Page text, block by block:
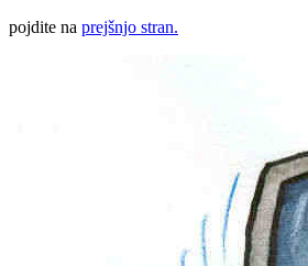
pojdite na prejšnjo stran.